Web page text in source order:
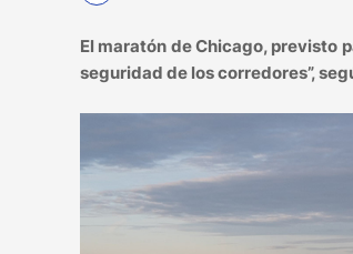
El maratón de Chicago, previsto
seguridad de los corredores”,